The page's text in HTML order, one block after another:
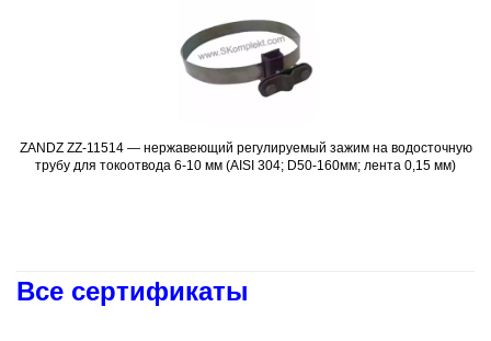
Подробнее
ZANDZ ZZ-11514 — нержавеющий регулируемый зажим на водосточную
трубу для токоотвода 6-10 мм (AISI 304; D50-160мм; лента 0,15 мм)
Все сертификаты